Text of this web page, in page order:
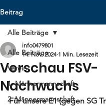
Beitrag
Alle Beiträge
Verein
1. Männermannschaft
2. Männermannschaft
Alle Beiträge
Vorschau FSV-
Nachwuchs
info0479801
14. Nov. 2024 1 Min. Lesezeit
Für unsere E1 (gegen SG